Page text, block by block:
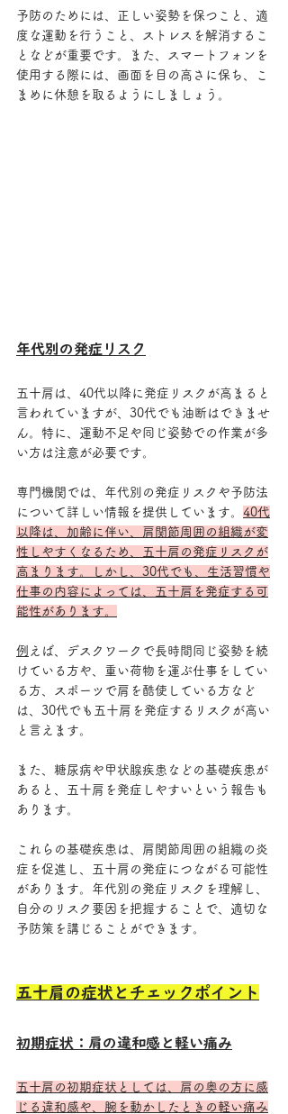
予防のためには、正しい姿勢を保つこと、適
度な運動を行うこと、ストレスを解消するこ
となどが重要です。また、スマートフォンを
使用する際には、画面を目の高さに保ち、こ
まめに休憩を取るようにしましょう。
年代別の発症リスク
五十肩は、40代以降に発症リスクが高まると
言われていますが、30代でも油断はできませ
ん。特に、運動不足や同じ姿勢での作業が多
い方は注意が必要です。
専門機関では、年代別の発症リスクや予防法
について詳しい情報を提供しています。 40代
以降は、加齢に伴い、肩関節周囲の組織が変
性しやすくなるため、五十肩の発症リスクが
高まります。しかし、30代でも、生活習慣や
仕事の内容によっては、五十肩を発症する可
能性があります。
例 えば、デスクワークで長時間同じ姿勢を続
けている方や、重い荷物を運ぶ仕事をしてい
る方、スポーツで肩を酷使している方など
は、30代でも五十肩を発症するリスクが高い
と言えます。
また、糖尿病や甲状腺疾患などの基礎疾患が
あると、五十肩を発症しやすいという報告も
あります。
これらの基礎疾患は、肩関節周囲の組織の炎
症を促進し、五十肩の発症につながる可能性
があります。年代別の発症リスクを理解し、
自分のリスク要因を把握することで、適切な
予防策を講じることができます。
五十肩の症状とチェックポイント
初期症状：肩の違和感と軽い痛み
五十肩の初期症状としては、肩の奥の方に感
じる違和感や、腕を動かしたときの軽い痛み